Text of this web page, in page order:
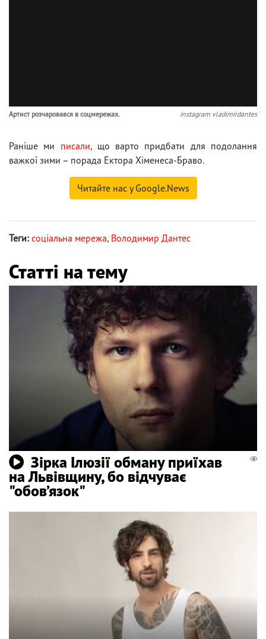
Артист розчаровався в соцмережах. instagram vladimirdantes
Раніше ми писали, що варто придбати для подолання
важкої зими – порада Ектора Хіменеса-Браво.
Читайте нас у Google.News
Теги: соціальна мережа, Володимир Дантес
Статті на тему
Зірка Ілюзії обману приїхав
на Львівщину, бо відчуває
"обов’язок"